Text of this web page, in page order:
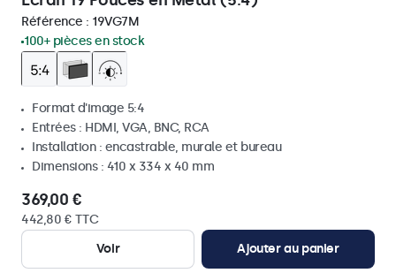
Référence : 19VG7M
100+ pièces en stock
Format d'image 5:4
Entrées : HDMI, VGA, BNC, RCA
Installation : encastrable, murale et bureau
Dimensions : 410 x 334 x 40 mm
369,00 €
442,80 € TTC
Voir
Ajouter au panier